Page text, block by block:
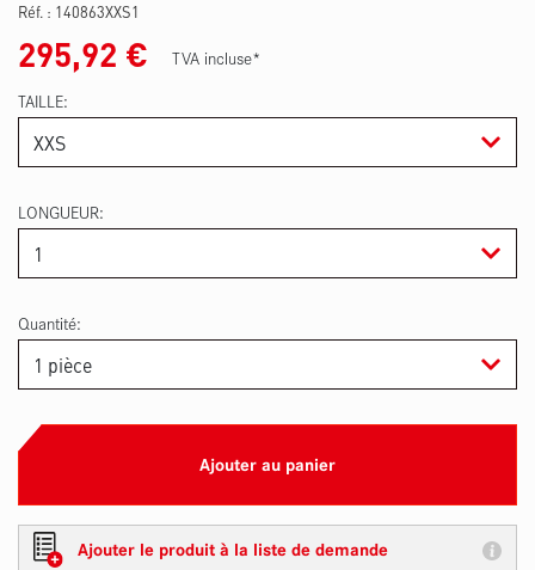
Réf. : 140863XXS1
295,92 €
TVA incluse*
TAILLE
LONGUEUR
Quantité:
Ajouter au panier
Ajouter le produit à la liste de demande